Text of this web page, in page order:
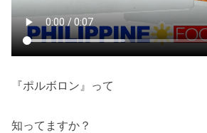
『ポルボロン』って
知ってますか？